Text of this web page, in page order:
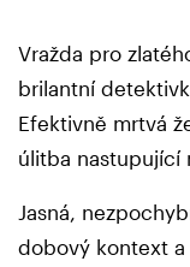
Vražda pro
brilantní
Efektivně mrtvá
úlitba nastupující
Jasná,
dobový kontext